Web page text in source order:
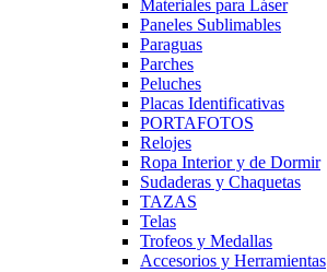
Materiales para Láser
Paneles Sublimables
Paraguas
Parches
Peluches
Placas Identificativas
PORTAFOTOS
Relojes
Ropa Interior y de Dormir
Sudaderas y Chaquetas
TAZAS
Telas
Trofeos y Medallas
Accesorios y Herramientas